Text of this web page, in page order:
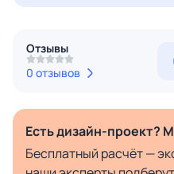
Отзывы
0 отзывов
Есть дизайн-проект?
Бесплатный расчёт —